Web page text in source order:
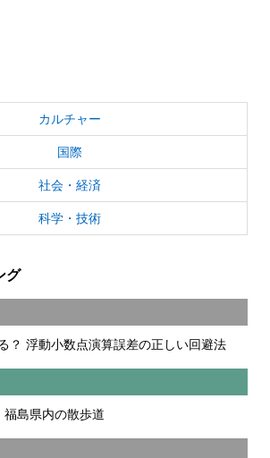
カルチャー
国際
社会・経済
科学・技術
グ
？ 浮動小数点演算誤差の正しい回避法
島県内の散歩道